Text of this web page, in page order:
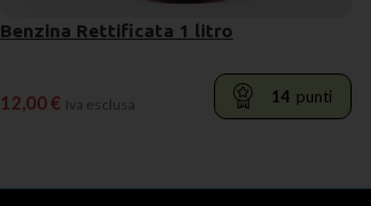
Benzina Rettificata 1 litro
12,00€ Iva esclusa 14 punti